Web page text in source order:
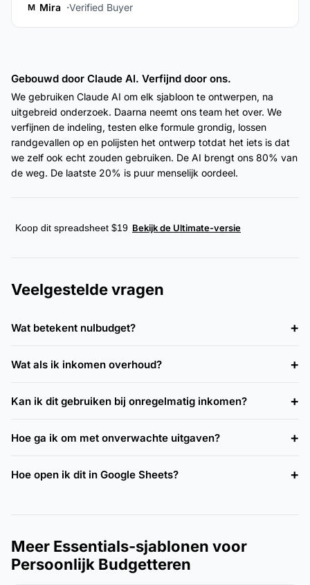
M Mira Verified Buyer
Gebouwd door Claude AI. Verfijnd door ons.
We gebruiken Claude AI om elk sjabloon te ontwerpen, na
uitgebreid onderzoek. Daarna neemt ons team het over. We
verfijnen de indeling, testen elke formule grondig, lossen
randgevallen op en polijsten het ontwerp totdat het iets is dat
we zelf ook echt zouden gebruiken. De AI brengt ons 80% van
de weg. De laatste 20% is puur menselijk oordeel.
Koop dit spreadsheet $19 Bekijk de Ultimate-versie
Veelgestelde vragen
Wat betekent nulbudget?
Wat als ik inkomen overhoud?
Kan ik dit gebruiken bij onregelmatig inkomen?
Hoe ga ik om met onverwachte uitgaven?
Hoe open ik dit in Google Sheets?
Meer Essentials-sjablonen voor
Persoonlijk Budgetteren